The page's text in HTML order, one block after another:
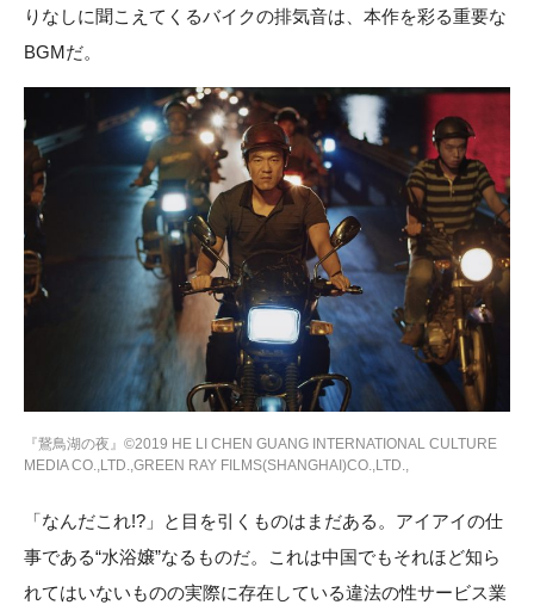
りなしに聞こえてくるバイクの排気音は、本作を彩る重要な
BGMだ。
『鵞鳥湖の夜』©2019 HE LI CHEN GUANG INTERNATIONAL CULTURE
MEDIA CO.,LTD.,GREEN RAY FILMS(SHANGHAI)CO.,LTD.,
「なんだこれ!?」と目を引くものはまだある。アイアイの仕
事である“水浴嬢”なるものだ。これは中国でもそれほど知ら
れてはいないものの実際に存在している違法の性サービス業